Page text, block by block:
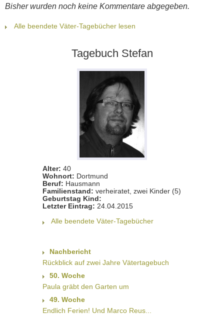
Bisher wurden noch keine Kommentare abgegeben.
Alle beendete Väter-Tagebücher lesen
Tagebuch Stefan
Alter: 40
Wohnort: Dortmund
Beruf: Hausmann
Familienstand: verheiratet, zwei Kinder (5)
Geburtstag Kind:
Letzter Eintrag: 24.04.2015
Alle beendete Väter-Tagebücher
Nachbericht
Rückblick auf zwei Jahre Vätertagebuch
50. Woche
Paula gräbt den Garten um
49. Woche
Endlich Ferien! Und Marco Reus...